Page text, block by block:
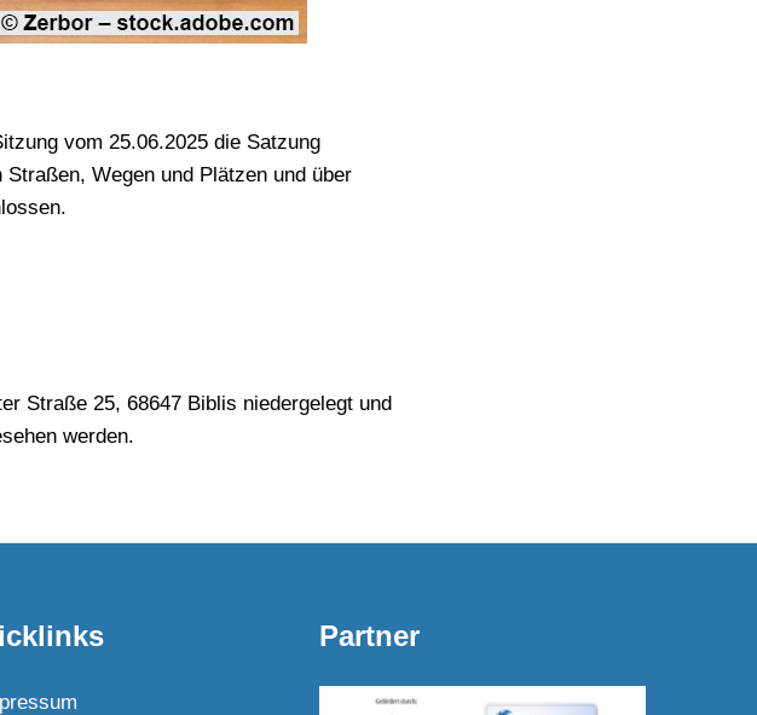
vom 25.06.2025 die Satzung
Wegen und Plätzen und über
Straße 25, 68647 Biblis niedergelegt und
werden.
Partner